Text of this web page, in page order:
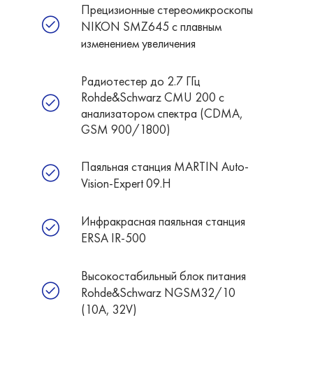
Прецизионные стереомикроскопы
NIKON SMZ645 c плавным
изменением увеличения
Радиотестер до 2.7 ГГц
Rohde&Schwarz CMU 200 с
анализатором спектра (CDMA,
GSM 900/1800)
Паяльная станция MARTIN Auto-
Vision-Expert 09.H
Инфракрасная паяльная станция
ERSA IR-500
Высокостабильный блок питания
Rohde&Schwarz NGSM32/10
(10А, 32V)